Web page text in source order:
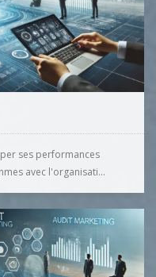
ses performances
avec l'organisati...